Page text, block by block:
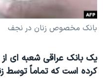
فرهنگ و زندگی
حقوق شهروندی
علم و فناوری
مستندها
انتخابات ریاست جمهوری آمریکا
رمز مهسا
دنبال کنید
زبانهای مختلف
بانک مخصوص زنان در نجف
یک بانک عراقی شعبه ای
کرده است که تماماً توسط